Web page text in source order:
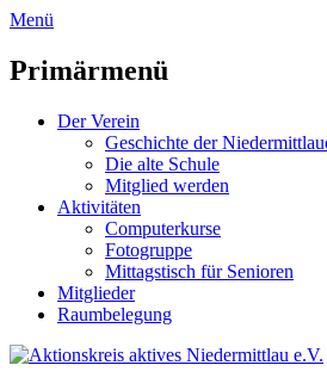
zum
überspringen
Menü
Primärmenü
Der Verein
Geschichte der
Die alte Schule
Mitglied werden
Aktivitäten
Computerkurse
Fotogruppe
Mittagstisch für Senioren
Mitglieder
Raumbelegung
Header